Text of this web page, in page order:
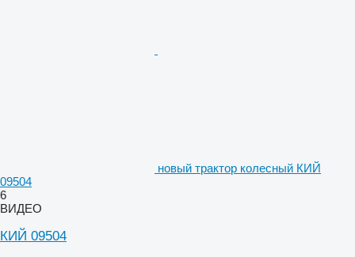
новый трактор колесный КИЙ
09504
6
ВИДЕО
КИЙ 09504